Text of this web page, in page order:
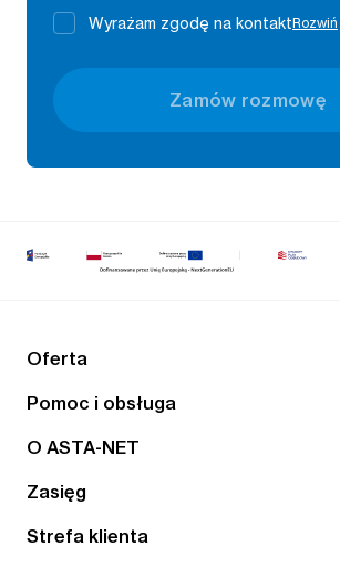
Wyrażam zgodę na kontaktRozwiń
Zamów rozmowę
Oferta
Pomoc i obsługa
O ASTA-NET
Zasięg
Strefa klienta